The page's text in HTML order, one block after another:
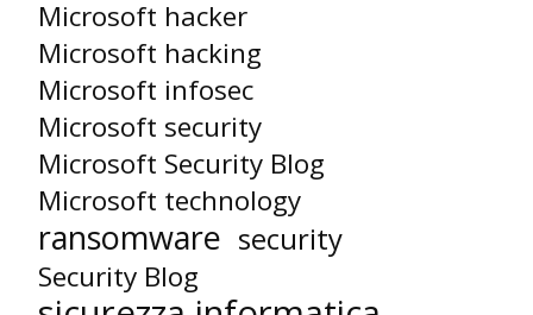
Microsoft hacker
Microsoft hacking
Microsoft infosec
Microsoft security
Microsoft Security Blog
Microsoft technology
ransomware security
Security Blog